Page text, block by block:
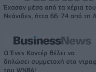
Έχασαν μέσα από τα χέρια
Νεάνιδες, ήττα 66-74 από τη
Ο Ένες Καντέρ θέλει να
δηλώσει συμμετοχή στο
του WNBA!